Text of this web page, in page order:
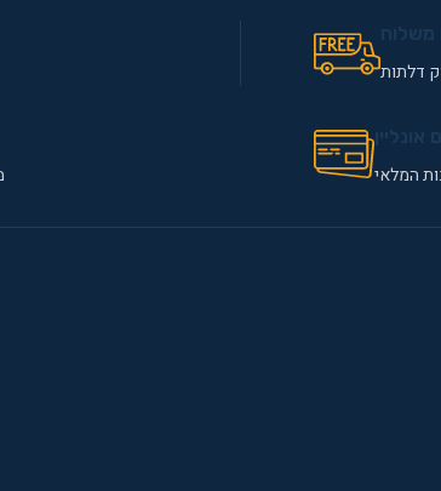
דלתות
המלאי